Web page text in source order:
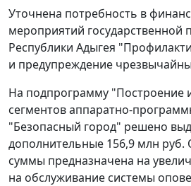
Уточнена потребность в
мероприятий государственной
Республики Адыгея
и предупреждение
На подпрограмму "Построение
сегментов аппаратно-
"Безопасный город" решено
дополнительные 156,9 млн руб.
суммы предназначена на
на обслуживание системы